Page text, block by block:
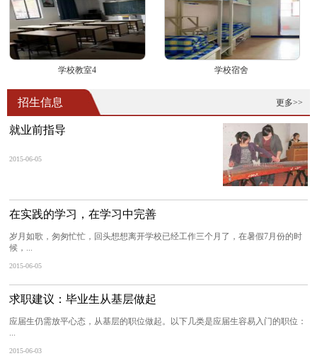
学校教室4 学校宿舍
更多>>
招生信息
就业前指导
2015-06-05
在实践的学习，在学习中完善
岁月如歌，匆匆忙忙，回头想想离开学校已经工作三个月了，在暑假7月份的时
候，...
2015-06-05
求职建议：毕业生从基层做起
应届生仍需放平心态，从基层的职位做起。以下几类是应届生容易入门的职位：
...
2015-06-03